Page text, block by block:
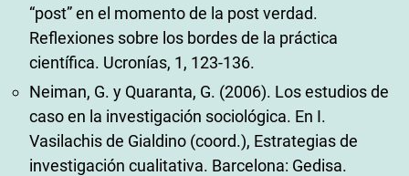
“post” en el momento de la post verdad.
Reflexiones sobre los bordes de la práctica
científica. Ucronías, 1, 123-136.
Neiman, G. y Quaranta, G. (2006). Los estudios de
caso en la investigación sociológica. En I.
Vasilachis de Gialdino (coord.), Estrategias de
investigación cualitativa. Barcelona: Gedisa.